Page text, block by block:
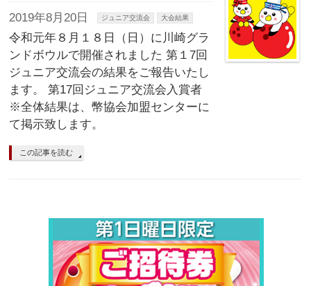
2019年8月20日 ジュニア交流会 大会結果
令和元年８月１８日（日）に川崎グラ
ンドボウルで開催されました 第１7回
ジュニア交流会の結果をご報告いたし
ます。 第17回ジュニア交流会入賞者
※全体結果は、幣協会加盟センターに
て掲示致します。
この記事を読む